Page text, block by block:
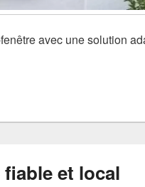
avec une solution
et local